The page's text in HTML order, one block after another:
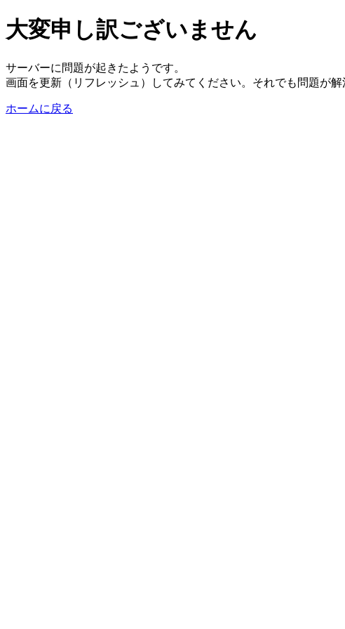
大変申し訳ございません
サーバーに問題が起きたようです。
画面を更新（リフレッシュ）してみてください。それでも問題が
ホームに戻る